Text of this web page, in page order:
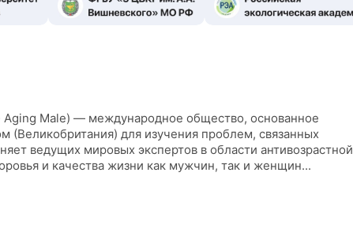
Male) — международное общество, основанное
для изучения проблем, связанных
ведущих мировых экспертов в области антивозрастной
и качества жизни как мужчин, так и женщин...